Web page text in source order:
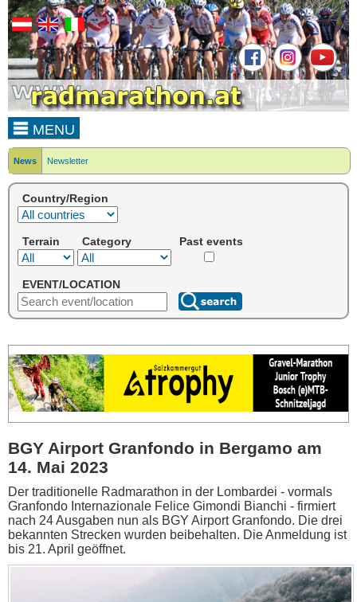
MENU
News Newsletter
Country/Region
Terrain Category Past events
EVENT/LOCATION
BGY Airport Granfondo in Bergamo am
14. Mai 2023
Der traditionelle Radmarathon in der Lombardei - vormals
Granfondo Internazionale Felice Gimondi Bianchi - firmiert
nach 24 Ausgaben nun als BGY Airport Granfondo. Die drei
bekannten Strecken wurden beibehalten. Die Anmeldung ist
bis 21. April geöffnet.